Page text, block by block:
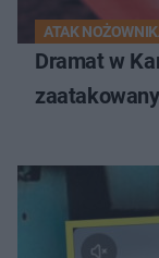
ATAK
Dramat w